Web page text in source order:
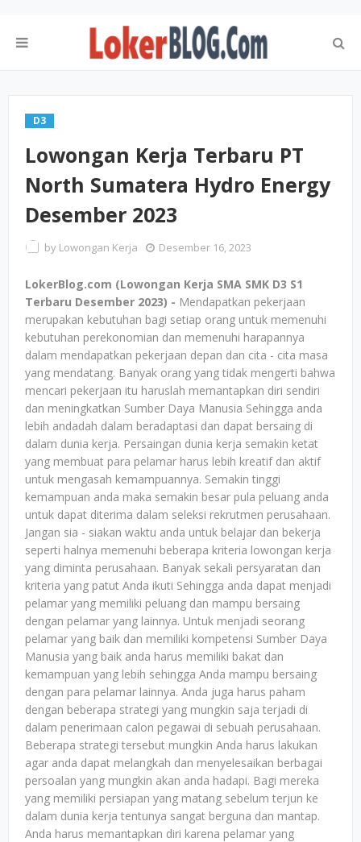
D3
Lowongan Kerja Terbaru PT
North Sumatera Hydro Energy
Desember 2023
by Lowongan Kerja Desember 16, 2023
LokerBlog.com (Lowongan Kerja SMA SMK D3 S1
Terbaru Desember 2023) - Mendapatkan pekerjaan
merupakan kebutuhan bagi setiap orang untuk memenuhi
kebutuhan perekonomian dan memenuhi harapannya
dalam mendapatkan pekerjaan depan dan cita - cita masa
yang mendatang. Banyak orang yang tidak mengerti bahwa
mencari pekerjaan itu haruslah memantapkan diri sendiri
dan meningkatkan Sumber Daya Manusia Sehingga anda
lebih andadah dalam beradaptasi dan dapat bersaing di
dalam dunia kerja. Persaingan dunia kerja semakin ketat
yang membuat para pelamar harus lebih kreatif dan aktif
untuk mengasah kemampuannya. Semakin tinggi
kemampuan anda maka semakin besar pula peluang anda
untuk dapat diterima dalam seleksi rekrutmen perusahaan.
Jangan sia - siakan waktu anda untuk belajar dan bekerja
seperti halnya memenuhi beberapa kriteria lowongan kerja
yang diminta perusahaan. Banyak sekali persyaratan dan
kriteria yang patut Anda ikuti Sehingga anda dapat menjadi
pelamar yang memiliki peluang dan mampu bersaing
dengan pelamar yang lainnya. Untuk menjadi seorang
pelamar yang baik dan memiliki kompetensi Sumber Daya
Manusia yang baik anda harus memiliki bakat dan
kemampuan yang lebih sehingga Anda mampu bersaing
dengan para pelamar lainnya. Anda juga harus paham
dengan beberapa strategi yang mungkin saja terjadi di
dalam penerimaan calon pegawai di sebuah perusahaan.
Beberapa strategi tersebut mungkin Anda harus lakukan
agar anda dapat melangkah dan menyelesaikan berbagai
persoalan yang mungkin akan anda hadapi. Bagi mereka
yang memiliki persiapan yang matang sebelum terjun ke
dalam dunia kerja tentunya sangat berguna dan mantap.
Anda harus memantapkan diri karena pelamar yang